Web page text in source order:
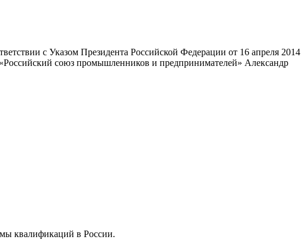
с Указом Президента Российской Федерации от 16 апреля 2014
союз промышленников и предпринимателей» Александр
квалификаций в России.